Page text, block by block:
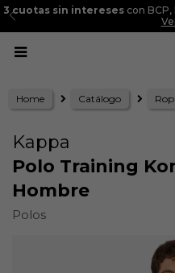
3 cuotas sin intereses con BCP,

Home Catálogo
Kappa
Polo Training
Hombre
Polos